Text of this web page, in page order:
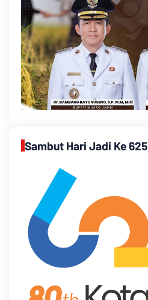
Sambut Hari Jadi Ke 625